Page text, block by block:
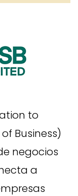
to
Business)
negocios
a